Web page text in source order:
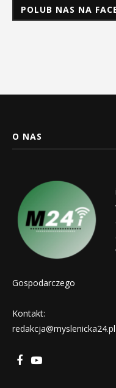
POLUB NAS NA
O NAS
Gospodarczego
Kontakt:
redakcja@myslenicka24.pl